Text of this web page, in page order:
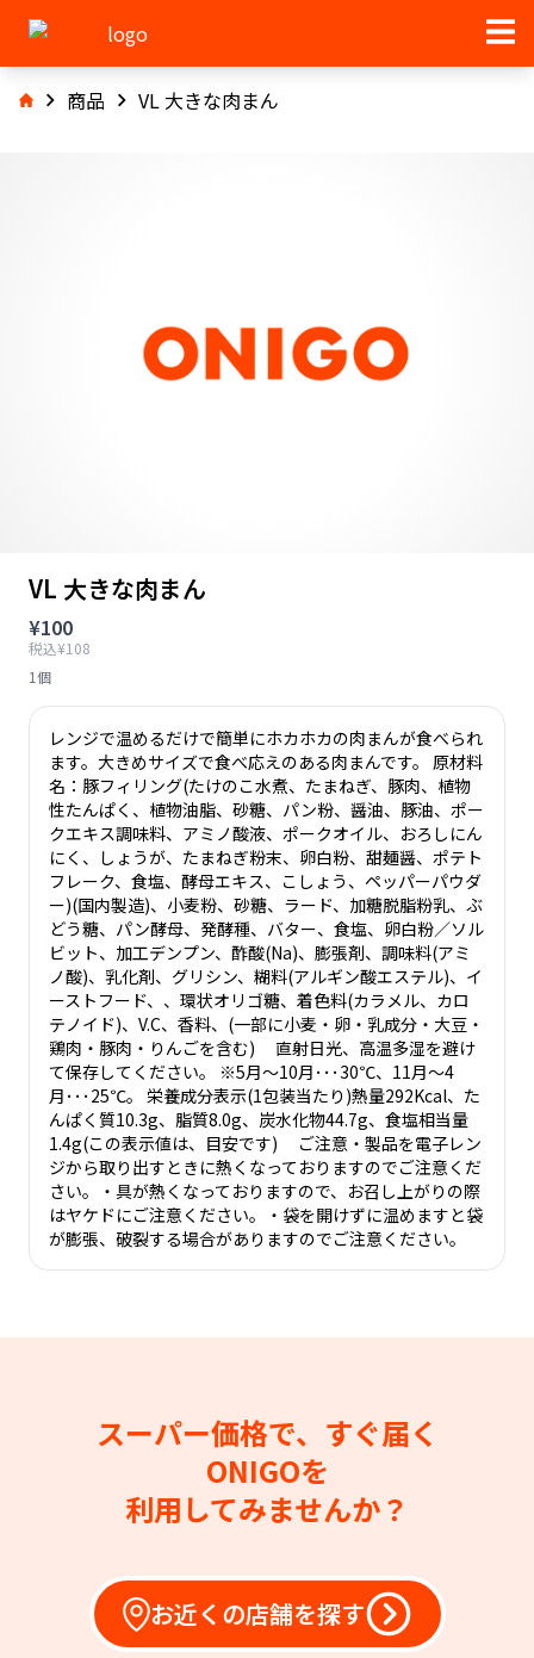
商品 VL 大きな肉まん
VL 大きな肉まん
¥100
税込¥108
1個
レンジで温めるだけで簡単にホカホカの肉まんが食べられ
ます。大きめサイズで食べ応えのある肉まんです。 原材料
名：豚フィリング(たけのこ水煮、たまねぎ、豚肉、植物
性たんぱく、植物油脂、砂糖、パン粉、醤油、豚油、ポー
クエキス調味料、アミノ酸液、ポークオイル、おろしにん
にく、しょうが、たまねぎ粉末、卵白粉、甜麺醤、ポテト
フレーク、食塩、酵母エキス、こしょう、ペッパーパウダ
ー)(国内製造)、小麦粉、砂糖、ラード、加糖脱脂粉乳、ぶ
どう糖、パン酵母、発酵種、バター、食塩、卵白粉／ソル
ビット、加工デンプン、酢酸(Na)、膨張剤、調味料(アミ
ノ酸)、乳化剤、グリシン、糊料(アルギン酸エステル)、イ
ーストフード、、環状オリゴ糖、着色料(カラメル、カロ
テノイド)、V.C、香料、(一部に小麦・卵・乳成分・大豆・
鶏肉・豚肉・りんごを含む) 直射日光、高温多湿を避け
て保存してください。 ※5月～10月･･･30℃、11月～4
月･･･25℃。 栄養成分表示(1包装当たり)熱量292Kcal、た
んぱく質10.3g、脂質8.0g、炭水化物44.7g、食塩相当量
1.4g(この表示値は、目安です) ご注意・製品を電子レン
ジから取り出すときに熱くなっておりますのでご注意くだ
さい。・具が熱くなっておりますので、お召し上がりの際
はヤケドにご注意ください。・袋を開けずに温めますと袋
が膨張、破裂する場合がありますのでご注意ください。
スーパー価格で、すぐ届く
ONIGOを
利用してみませんか？
お近くの店舗を探す